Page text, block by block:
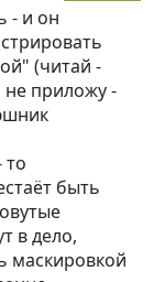
- и он
(читай -
приложу -
быть
в дело,
маскировкой